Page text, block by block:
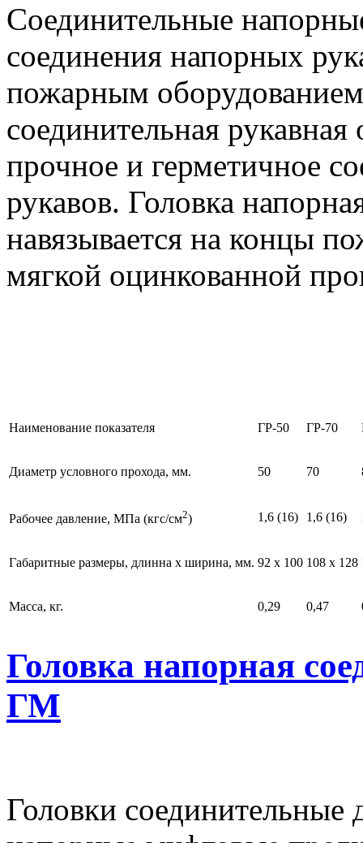
Соединительные
соединения напорных
пожарным
соединительная
прочное и герметичное
рукавов. Головка
навязывается на концы
мягкой оцинкованной
Наименование показателя ГР-50 ГР-70
Диаметр условного прохода, мм. 50 70
Рабочее давление, МПа (кгс/см2) 1,6 (16) 1,6 (16)
Габаритные размеры, длинна х ширина, мм. 92 х 100 108 х 128
Масса, кг. 0,29 0,47
Головка напорная
ГМ
Головки соединительные